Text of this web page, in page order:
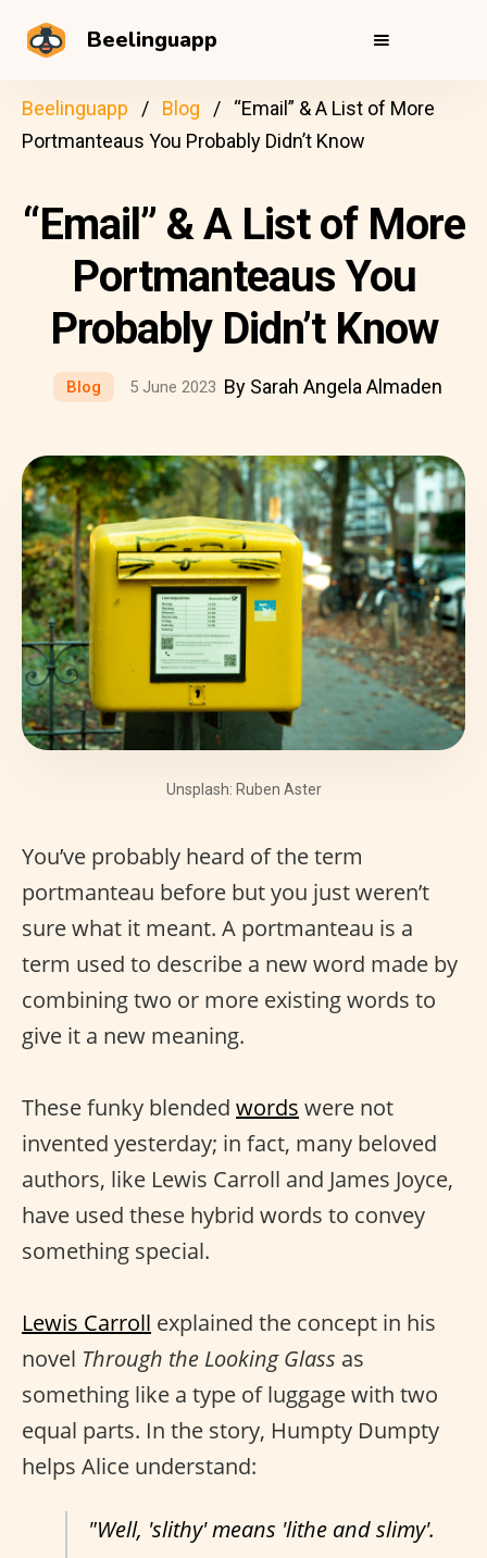
Beelinguapp
Beelinguapp Blog
“Email” & A List of More
Portmanteaus You Probably Didn’t Know
“Email” & A List of More
Portmanteaus You
Probably Didn’t Know
Blog 5 June 2023 By Sarah Angela Almaden
Unsplash: Ruben Aster
You’ve probably heard of the term
portmanteau before but you just weren’t
sure what it meant. A portmanteau is a
term used to describe a new word made by
combining two or more existing words to
give it a new meaning.
These funky blended words were not
invented yesterday; in fact, many beloved
authors, like Lewis Carroll and James Joyce,
have used these hybrid words to convey
something special.
Lewis Carroll explained the concept in his
novel Through the Looking Glass as
something like a type of luggage with two
equal parts. In the story, Humpty Dumpty
helps Alice understand:
"Well, 'slithy' means 'lithe and slimy'.